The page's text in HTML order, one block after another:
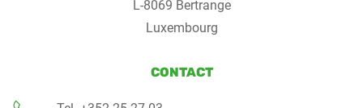
L-8069 Bertrange
Luxembourg
CONTACT